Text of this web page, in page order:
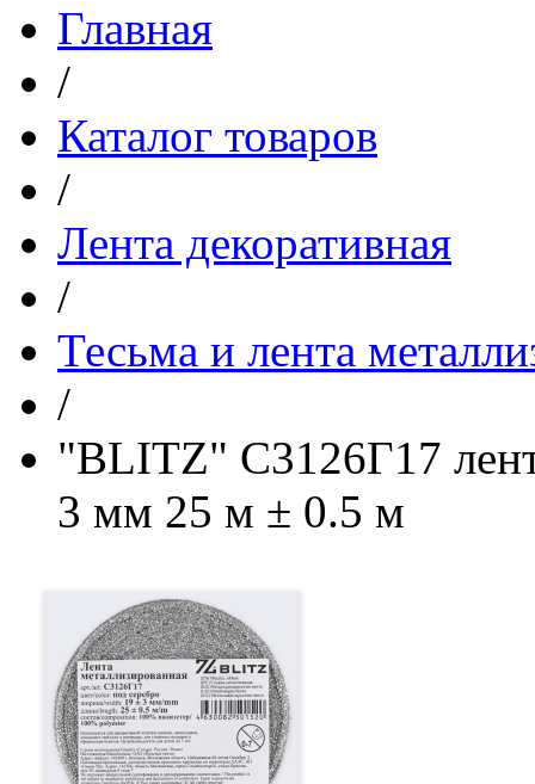
Главная
/
Каталог товаров
/
Лента декоративная
/
Тесьма и лента
/
"BLITZ" С3126Г17
3 мм 25 м ± 0.5 м